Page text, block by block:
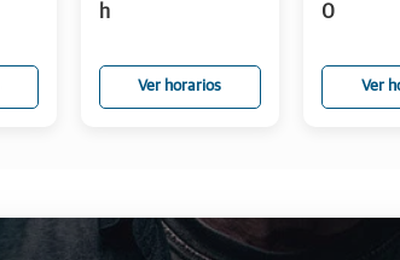
h
Ver horarios
0
Ver